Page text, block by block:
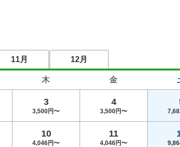
11月 12月
木 金
3
3,500円〜
4
3,500円〜
10
4,046円〜
11
4,046円〜